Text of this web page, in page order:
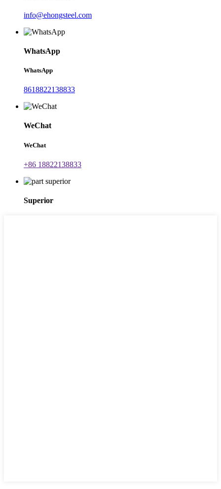
info@ehongsteel.com
WhatsApp
WhatsApp
8618822138833
WeChat
WeChat
+86 18822138833
Superior